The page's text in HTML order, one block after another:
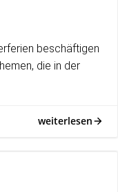
beschäftigen
die in der
weiterlesen